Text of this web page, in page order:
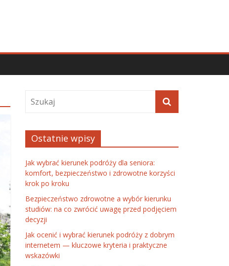
Ostatnie wpisy
Jak wybrać kierunek podróży dla seniora:
komfort, bezpieczeństwo i zdrowotne korzyści
krok po kroku
Bezpieczeństwo zdrowotne a wybór kierunku
studiów: na co zwrócić uwagę przed podjęciem
decyzji
Jak ocenić i wybrać kierunek podróży z dobrym
internetem — kluczowe kryteria i praktyczne
wskazówki